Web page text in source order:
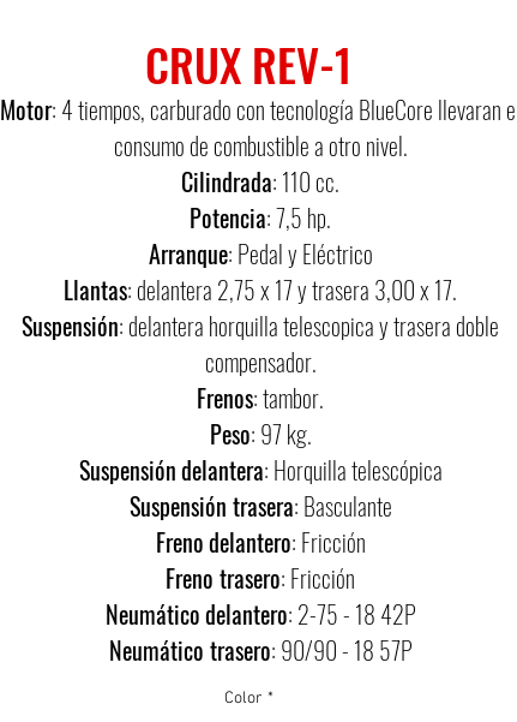
CRUX REV-1
Motor: 4 tiempos, carburado con tecnología BlueCore llevaran
consumo de combustible a otro nivel.
Cilindrada: 110 cc.
Potencia: 7,5 hp.
Arranque: Pedal y Eléctrico
Llantas: delantera 2,75 x 17 y trasera 3,00 x 17.
Suspensión: delantera horquilla telescopica y trasera doble
compensador.
Frenos: tambor.
Peso: 97 kg.
Suspensióndelantera: Horquilla telescópica
Suspensión trasera: Basculante
Frenodelantero: Fricción
Freno trasero: Fricción
Neumáticodelantero: 2-75 - 18 42P
Neumático trasero: 90/90 - 18 57P
Color *